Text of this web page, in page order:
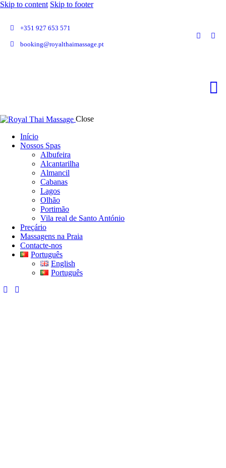
Skip to content Skip to footer
+351 927 653 571
booking@royalthaimassage.pt
Close
Início
Nossos Spas
Albufeira
Alcantarilha
Almancil
Cabanas
Lagos
Olhão
Portimão
Vila real de Santo António
Preçário
Massagens na Praia
Contacte-nos
Português
English
Português